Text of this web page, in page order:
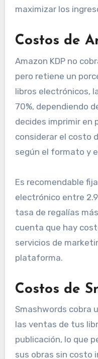
maximizar los
Costos de
Amazon KDP no
pero retiene un
libros electrónicos,
70%, dependiendo
decides imprimir en
considerar el costo
según el formato y
Es recomendable
electrónico entre
tasa de regalías
cuenta que hay
servicios de
plataforma.
Costos de
Smashwords cobra
las ventas de tus
publicación, lo que
sus obras sin costo